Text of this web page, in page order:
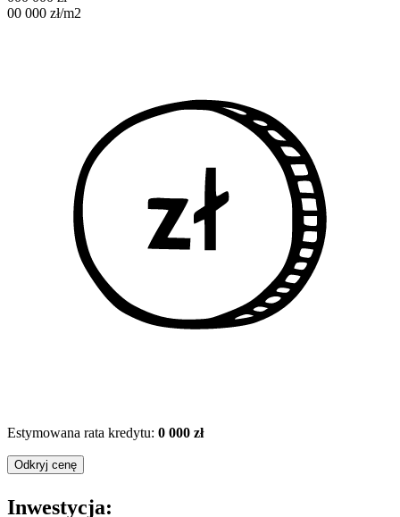
00 000 zł/m2
Estymowana rata kredytu: 0 000 zł
Odkryj cenę
Inwestycja: